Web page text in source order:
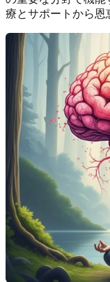
療とサポートから恩